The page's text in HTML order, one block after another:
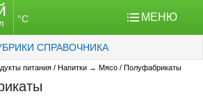
°C МЕНЮ
СПРАВОЧНИКА
питания / Напитки → Мясо / Полуфабрикаты